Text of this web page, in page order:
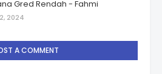
Gred Rendah - Fahmi
2024
A COMMENT